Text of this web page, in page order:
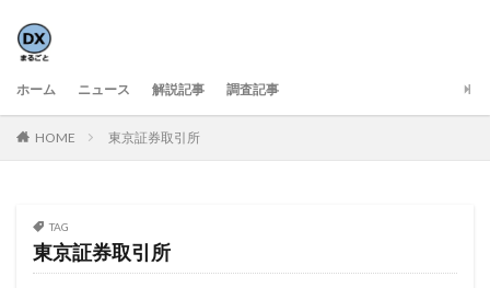
ホーム ニュース 解説記事 調査記事
HOME 東京証券取引所
TAG
東京証券取引所